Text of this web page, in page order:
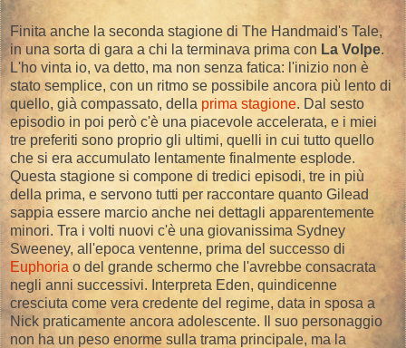
Finita anche la seconda stagione di The Handmaid's Tale,
in una sorta di gara a chi la terminava prima con La Volpe.
L'ho vinta io, va detto, ma non senza fatica: l'inizio non è
stato semplice, con un ritmo se possibile ancora più lento di
quello, già compassato, della prima stagione. Dal sesto
episodio in poi però c'è una piacevole accelerata, e i miei
tre preferiti sono proprio gli ultimi, quelli in cui tutto quello
che si era accumulato lentamente finalmente esplode.
Questa stagione si compone di tredici episodi, tre in più
della prima, e servono tutti per raccontare quanto Gilead
sappia essere marcio anche nei dettagli apparentemente
minori. Tra i volti nuovi c'è una giovanissima Sydney
Sweeney, all'epoca ventenne, prima del successo di
Euphoria o del grande schermo che l'avrebbe consacrata
negli anni successivi. Interpreta Eden, quindicenne
cresciuta come vera credente del regime, data in sposa a
Nick praticamente ancora adolescente. Il suo personaggio
non ha un peso enorme sulla trama principale, ma la